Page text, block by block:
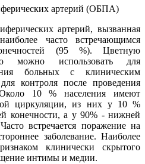
артерий (ОБПА)
артерий, вызванная
часто встречающимся
(95 %). Цветную
можно использовать для
больных с клиническим
контроля после проведения
Около 10 % населения имеют
циркуляции, из них у 10 %
конечности, а у 90% - нижней
встречается поражение на
заболевание. Наиболее
клинически скрытого
интимы и медии.